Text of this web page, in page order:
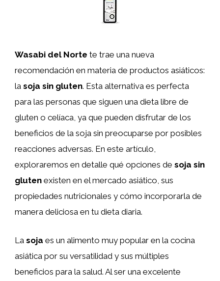
Wasabi del Norte te trae una nueva
recomendación en materia de productos asiáticos:
la soja sin gluten. Esta alternativa es perfecta
para las personas que siguen una dieta libre de
gluten o celíaca, ya que pueden disfrutar de los
beneficios de la soja sin preocuparse por posibles
reacciones adversas. En este artículo,
exploraremos en detalle qué opciones de soja sin
gluten existen en el mercado asiático, sus
propiedades nutricionales y cómo incorporarla de
manera deliciosa en tu dieta diaria.
La soja es un alimento muy popular en la cocina
asiática por su versatilidad y sus múltiples
beneficios para la salud. Al ser una excelente